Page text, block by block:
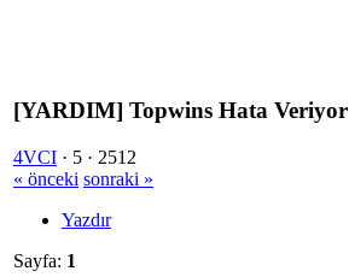
[YARDIM] Topwins Hata Veriyor
4VCI · 5 · 2512
« önceki sonraki »
Yazdır
Sayfa: 1